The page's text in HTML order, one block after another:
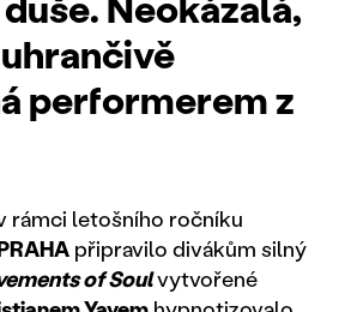
performerem z
rámci letošního ročníku
připravilo divákům silný
of Soulvytvořené